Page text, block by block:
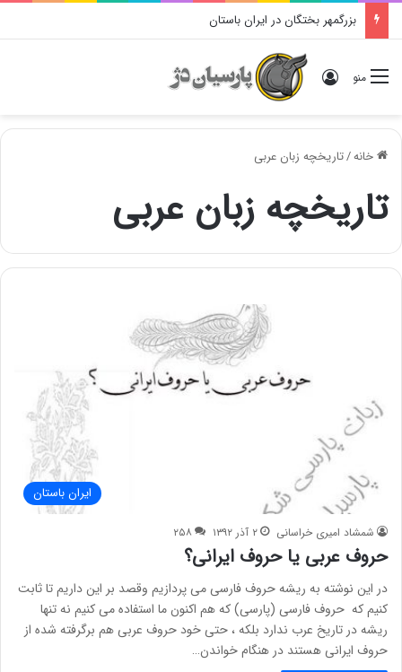
بزرگمهر بختگان در ایران باستان
منو ورود
خانه/تاریخچه زبان عربی
تاریخچه زبان عربی
ایران باستان
شمشاد امیری خراسانی ۲ آذر ۱۳۹۲ ۲۵۸
حروف عربی یا حروف ایرانی؟
در این نوشته به ریشه حروف فارسی می پردازیم وقصد بر این داریم تا ثابت
کنیم که حروف فارسی (پارسی) که هم اکنون ما استفاده می کنیم نه تنها
ریشه در تاریخ عرب ندارد بلکه ، حتی خود حروف عربی هم برگرفته شده از
حروف ایرانی هستند در هنگام خواندن…